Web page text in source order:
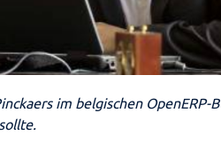
im belgischen